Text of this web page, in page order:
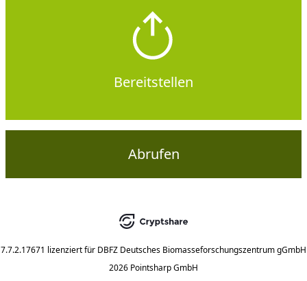
Bereitstellen
Abrufen
7.7.2.17671 lizenziert für DBFZ Deutsches Biomasseforschungszentrum gGmbH
2026 Pointsharp GmbH